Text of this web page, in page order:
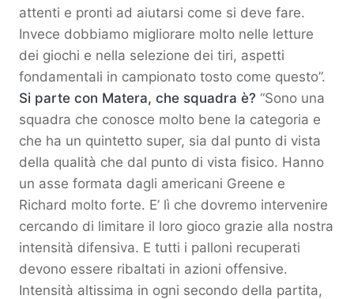
attenti e pronti ad aiutarsi come si deve fare.
Invece dobbiamo migliorare molto nelle letture
dei giochi e nella selezione dei tiri, aspetti
fondamentali in campionato tosto come questo”.
Si parte con Matera, che squadra è? “Sono una
squadra che conosce molto bene la categoria e
che ha un quintetto super, sia dal punto di vista
della qualità che dal punto di vista fisico. Hanno
un asse formata dagli americani Greene e
Richard molto forte. E’ lì che dovremo intervenire
cercando di limitare il loro gioco grazie alla nostra
intensità difensiva. E tutti i palloni recuperati
devono essere ribaltati in azioni offensive.
Intensità altissima in ogni secondo della partita,